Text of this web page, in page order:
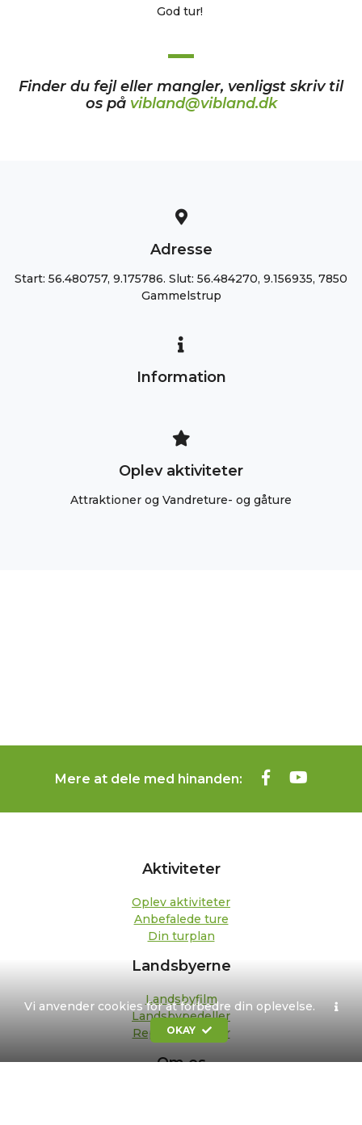
Vi anvender cookies for at forbedre din oplevelse.
OKAY
God tur!
Finder du fejl eller mangler, venligst skriv til
os på vibland@vibland.dk
Adresse
Start: 56.480757, 9.175786. Slut: 56.484270, 9.156935, 7850
Gammelstrup
Information
Oplev aktiviteter
Attraktioner og Vandreture- og gåture
Mere at dele med hinanden:
Aktiviteter
Oplev aktiviteter
Anbefalede ture
Din turplan
Landsbyerne
Landsbyfilm
Landsbypedeller
Repræsentanter
Om os